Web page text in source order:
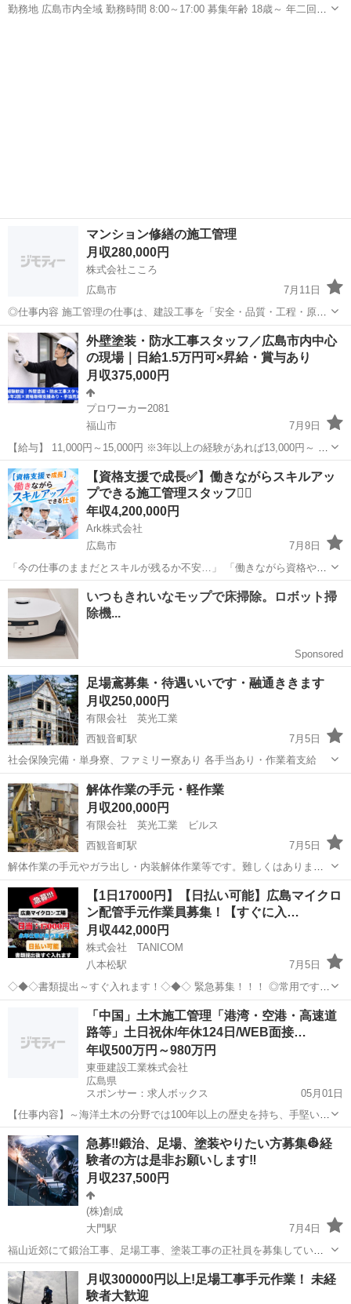
勤務地 広島市内全域 勤務時間 8:00～17:00 募集年齢 18歳～ 年二回賞
マンション修繕の施工管理
月収280,000円
株式会社こころ
広島市
7月11日
◎仕事内容 施工管理の仕事は、建設工事を「安全・品質・工程・原
価」 の4つの面から管理し、現場を計画通りに完成させる司令塔 とし
て、職人や協力会社を調整しながら工事全体を動かす 役割です。 ...
広島 広島市 施工管理 未経験
外壁塗装・防水工事スタッフ／広島市内中心
の現場｜日給1.5万円可×昇給・賞与あり
月収375,000円
プロワーカー2081
福山市
7月9日
【給与】 11,000円～15,000円 ※3年以上の経験があれば13,000円～ ※
経験・能力を考慮し、面接時に相談のうえ決定 【募集職種】 塗装工・
防水工 【仕事内容】 外壁塗装工事および防水工事を...
広島 福山市 その他 未経験
【資格支援で成長✅】働きながらスキルアッ
プできる施工管理スタッフ👷‍♂️
年収4,200,000円
Ark株式会社
広島市
7月8日
「今の仕事のままだとスキルが残るか不安…」 「働きながら資格や専
門知識を身につけたい」 そんな方におすすめの施工管理サポートのお
仕事です✨ 未経験からでも正社員スタートOK！ 資格取得支援制度を
活用しながら、 ...
広島 広島市 施工管理 未経験
足場鳶募集・待遇いいです・融通ききます
月収250,000円
有限会社 英光工業
西観音町駅
7月5日
社会保険完備・単身寮、ファミリー寮あり 各手当あり・作業着支給
広島 広島市 西観音町駅 鳶職
解体作業の手元・軽作業
月収200,000円
有限会社 英光工業 ビルス
西観音町駅
7月5日
解体作業の手元やガラ出し・内装解体作業等です。難しくはありませ
ん。
広島 広島市 西観音町駅 その他
【1日17000円】【日払い可能】広島マイクロ
ン配管手元作業員募集！【すぐに入…
月収442,000円
株式会社 TANICOM
八本松駅
7月5日
◇◆◇書類提出～すぐ入れます！◇◆◇ 緊急募集！！！ ◎常用ですの
で工期なく永年働けます ■■給料日払いシステム導入事業所■■ ２４時
間３６５日いつでも日払いできます ネットを利用し誰にも知...
東広島市 八本松駅 土木 サイト
「中国」土木施工管理「港湾・空港・高速道
路等」土日祝休/年休124日/WEB面接…
年収500万円～980万円
東亜建設工業株式会社
広島県
スポンサー：求人ボックス
05月01日
【仕事内容】～海洋土木の分野では100年以上の歴史を持ち、手堅い経
営と技術力で知られた会社～ 業務概要: ・港湾・空港・トンネル・ダ
ム・高速道路・鉄道などの工事現場にて土木施工管理業務に携わって
いただきます。 ・工種ごとの分業では...
正社員
急募‼️鍛治、足場、塗装やりたい方募集👷経
験者の方は是非お願いします‼️
月収237,500円
(株)創成
大門駅
7月4日
福山近郊にて鍛治工事、足場工事、塗装工事の正社員を募集していま
す！ 《業務内容》 ＊鍛治工事 プラント内における補修工事、機械据
付工事などです。 ＊足場工事 プラント内、民家、マンションなどの足
場工事です。 ＊塗装工事...
広島 福山市 大門駅 その他 鍛治
月収300000円以上!足場工事手元作業！ 未経
験者大歓迎